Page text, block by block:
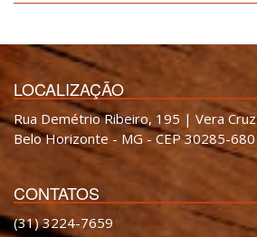
LOCALIZAÇÃO
Rua Demétrio Ribeiro, 195 | Vera Cruz
Belo Horizonte - MG - CEP 30285-680
CONTATOS
(31) 3224-7659